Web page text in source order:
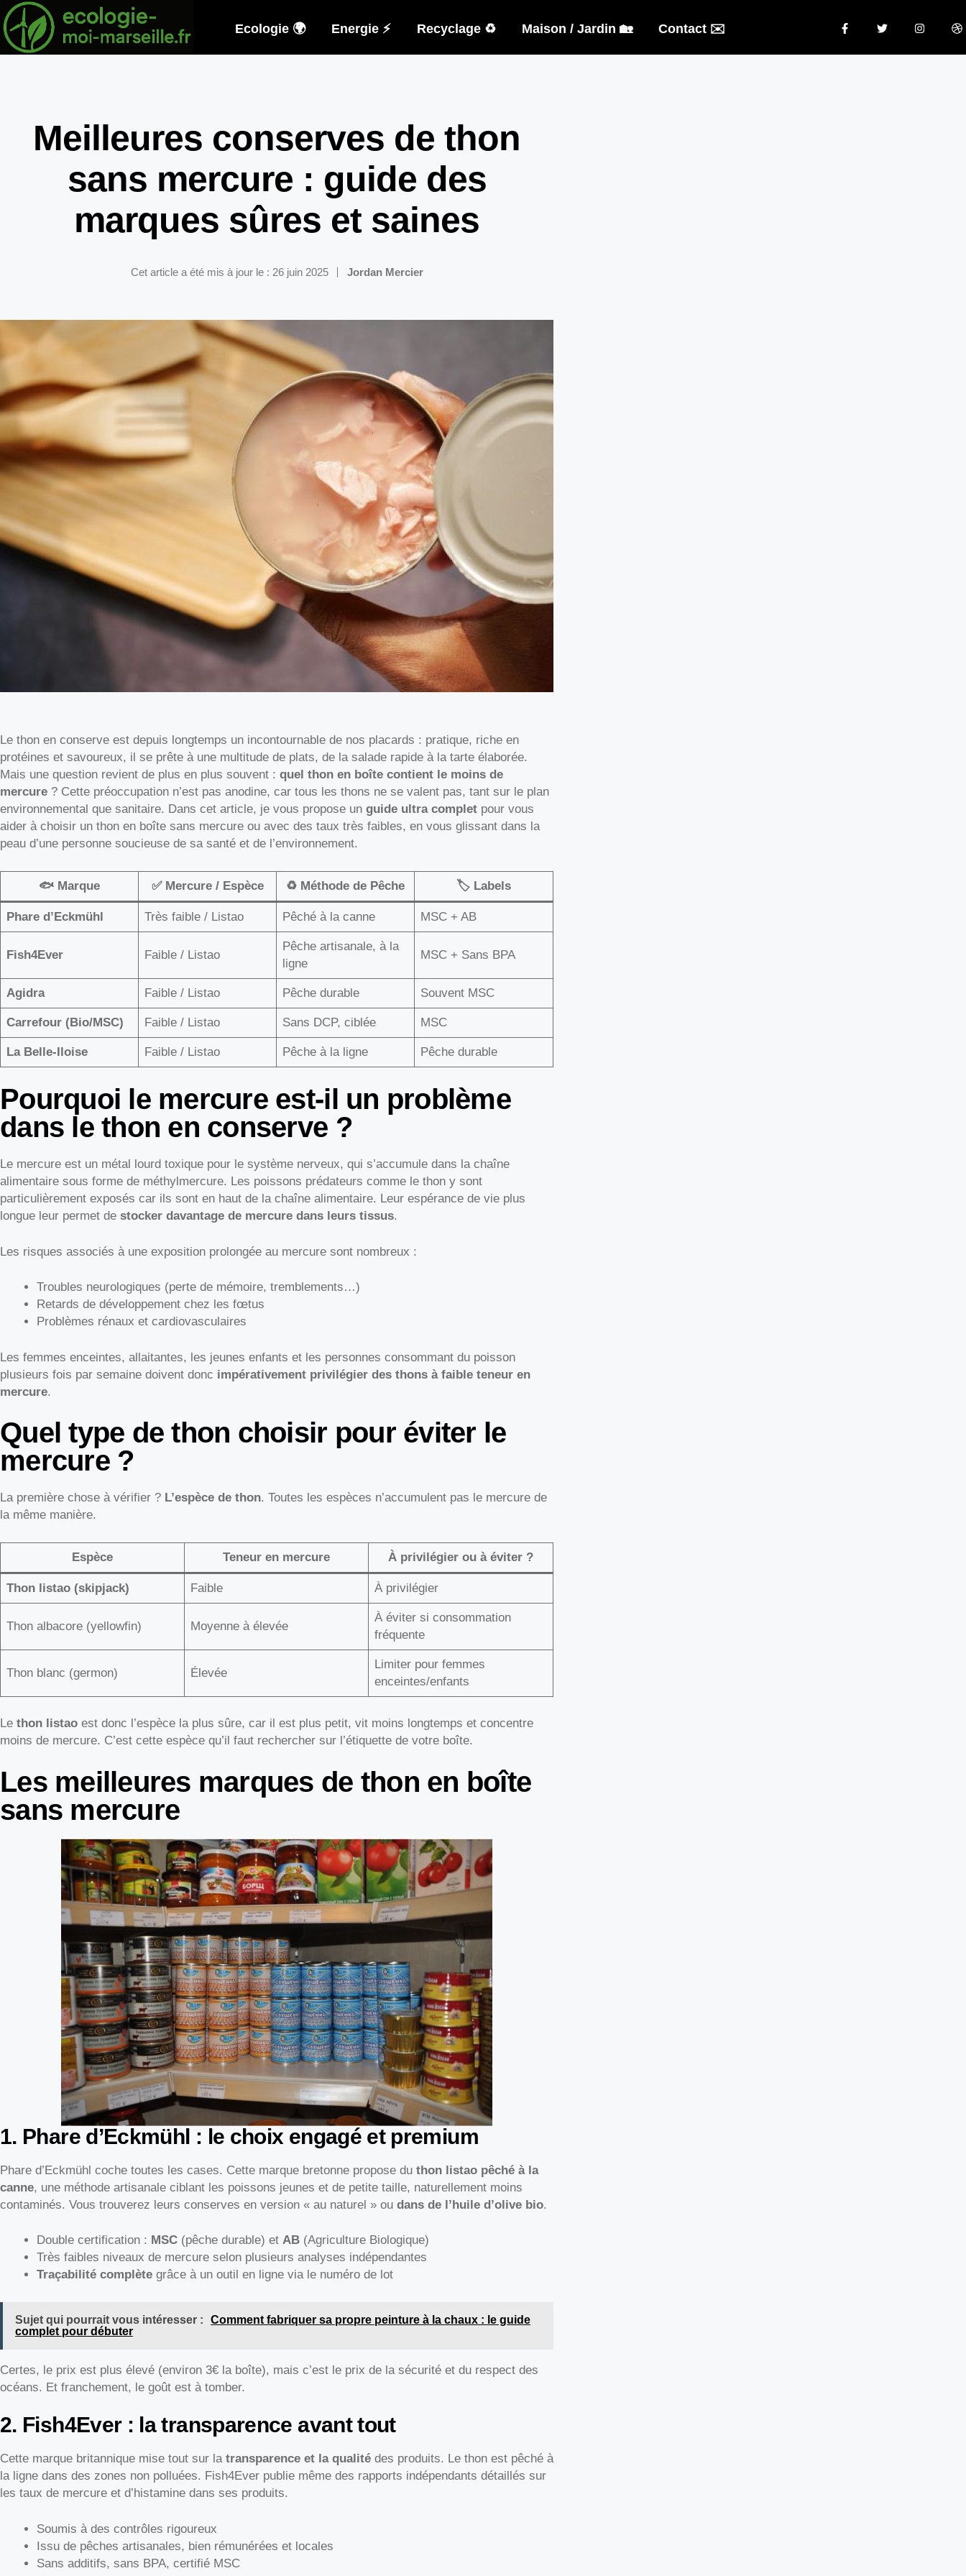
Ecologie 🌍 Energie ⚡ Recyclage ♻️ Maison / Jardin 🏡 Contact ✉️
Meilleures conserves de thon
sans mercure : guide des
marques sûres et saines
Cet article a été mis à jour le : 26 juin 2025 Jordan Mercier
Le thon en conserve est depuis longtemps un incontournable de nos placards : pratique, riche en
protéines et savoureux, il se prête à une multitude de plats, de la salade rapide à la tarte élaborée.
Mais une question revient de plus en plus souvent : quel thon en boîte contient le moins de
mercure ? Cette préoccupation n’est pas anodine, car tous les thons ne se valent pas, tant sur le plan
environnemental que sanitaire. Dans cet article, je vous propose un guide ultra complet pour vous
aider à choisir un thon en boîte sans mercure ou avec des taux très faibles, en vous glissant dans la
peau d’une personne soucieuse de sa santé et de l’environnement.
🐟 Marque ✅ Mercure / Espèce ♻️ Méthode de Pêche 🏷️ Labels
Phare d’Eckmühl Très faible / Listao Pêché à la canne MSC + AB
Fish4Ever Faible / Listao
Pêche artisanale, à la
ligne
MSC + Sans BPA
Agidra Faible / Listao Pêche durable Souvent MSC
Carrefour (Bio/MSC) Faible / Listao Sans DCP, ciblée MSC
La Belle-Iloise Faible / Listao Pêche à la ligne Pêche durable
Pourquoi le mercure est-il un problème
dans le thon en conserve ?
Le mercure est un métal lourd toxique pour le système nerveux, qui s’accumule dans la chaîne
alimentaire sous forme de méthylmercure. Les poissons prédateurs comme le thon y sont
particulièrement exposés car ils sont en haut de la chaîne alimentaire. Leur espérance de vie plus
longue leur permet de stocker davantage de mercure dans leurs tissus.
Les risques associés à une exposition prolongée au mercure sont nombreux :
Troubles neurologiques (perte de mémoire, tremblements…)
Retards de développement chez les fœtus
Problèmes rénaux et cardiovasculaires
Les femmes enceintes, allaitantes, les jeunes enfants et les personnes consommant du poisson
plusieurs fois par semaine doivent donc impérativement privilégier des thons à faible teneur en
mercure.
Quel type de thon choisir pour éviter le
mercure ?
La première chose à vérifier ? L’espèce de thon. Toutes les espèces n’accumulent pas le mercure de
la même manière.
Espèce Teneur en mercure À privilégier ou à éviter ?
Thon listao (skipjack) Faible À privilégier
Thon albacore (yellowfin) Moyenne à élevée
À éviter si consommation
fréquente
Thon blanc (germon) Élevée
Limiter pour femmes
enceintes/enfants
Le thon listao est donc l’espèce la plus sûre, car il est plus petit, vit moins longtemps et concentre
moins de mercure. C’est cette espèce qu’il faut rechercher sur l’étiquette de votre boîte.
Les meilleures marques de thon en boîte
sans mercure
1. Phare d’Eckmühl : le choix engagé et premium
Phare d’Eckmühl coche toutes les cases. Cette marque bretonne propose du thon listao pêché à la
canne, une méthode artisanale ciblant les poissons jeunes et de petite taille, naturellement moins
contaminés. Vous trouverez leurs conserves en version « au naturel » ou dans de l’huile d’olive bio.
Double certification : MSC(pêche durable) et AB(Agriculture Biologique)
Très faibles niveaux de mercure selon plusieurs analyses indépendantes
Traçabilité complètegrâce à un outil en ligne via le numéro de lot
Sujet qui pourrait vous intéresser :
Comment fabriquer sa propre peinture à la chaux : le guide
complet pour débuter
Certes, le prix est plus élevé (environ 3€ la boîte), mais c’est le prix de la sécurité et du respect des
océans. Et franchement, le goût est à tomber.
2. Fish4Ever : la transparence avant tout
Cette marque britannique mise tout sur la transparence et la qualité des produits. Le thon est pêché à
la ligne dans des zones non polluées. Fish4Ever publie même des rapports indépendants détaillés sur
les taux de mercure et d’histamine dans ses produits.
Soumis à des contrôles rigoureux
Issu de pêches artisanales, bien rémunérées et locales
Sans additifs, sans BPA, certifié MSC